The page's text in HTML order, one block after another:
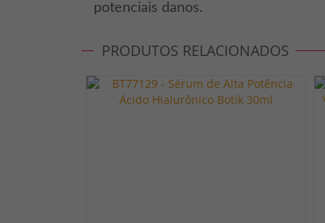
potenciais danos.
PRODUTOS RELACIONADOS